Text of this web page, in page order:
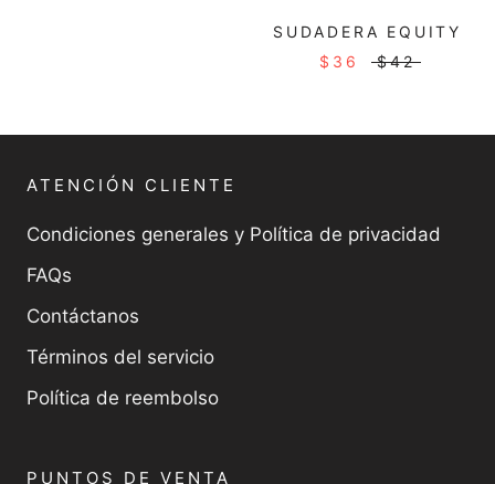
SUDADERA EQUITY
$36
$42
ATENCIÓN CLIENTE
Condiciones generales y Política de privacidad
FAQs
Contáctanos
Términos del servicio
Política de reembolso
PUNTOS DE VENTA